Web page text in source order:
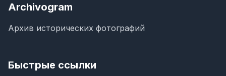
Archivogram
Архив исторических фотографий
Быстрые ссылки